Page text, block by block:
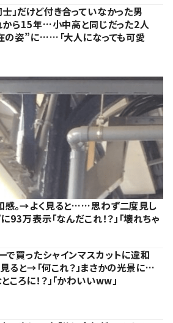
士」だけど付き合っていなかった男
から15年…小中高と同じだった2人
の姿”に……「大人になっても可愛
感。→よく見ると……思わず二度見し
万表示「なんだこれ！？」「壊れちゃ
で買ったシャインマスカットに違和
見ると→「何これ？」まさかの光景に…
ところに！？」「かわいいww」